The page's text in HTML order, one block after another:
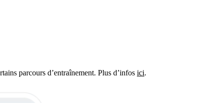
parcours d’entraînement. Plus d’infos ici.